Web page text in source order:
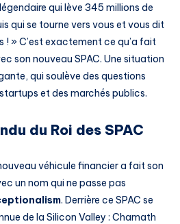
qui lève 345 millions de
qui se tourne vers vous et vous dit
! » C’est exactement ce qu’a fait
son nouveau SPAC. Une situation
qui soulève des questions
et des marchés publics.
du Roi des SPAC
véhicule financier a fait son
un nom qui ne passe pas
. Derrière ce SPAC se
de la Silicon Valley : Chamath